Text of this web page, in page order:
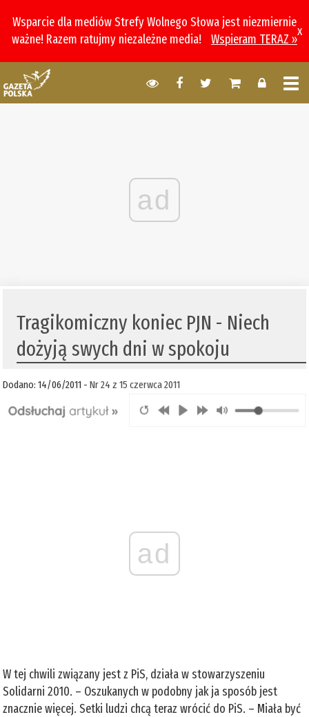
Wsparcie dla mediów Strefy Wolnego Słowa jest niezmiernie
ważne! Razem ratujmy niezależne media!
Wspieram TERAZ »
x
ad
Tragikomiczny koniec PJN - Niech
dożyją swych dni w spokoju
Dodano: 14/06/2011 -Nr 24 z 15 czerwca 2011
ad
W tej chwili związany jest z PiS, działa w stowarzyszeniu
Solidarni 2010. – Oszukanych w podobny jak ja sposób jest
znacznie więcej. Setki ludzi chcą teraz wrócić do PiS. – Miała być